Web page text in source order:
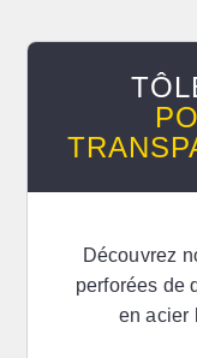
Découvrez
perforées de
en acier